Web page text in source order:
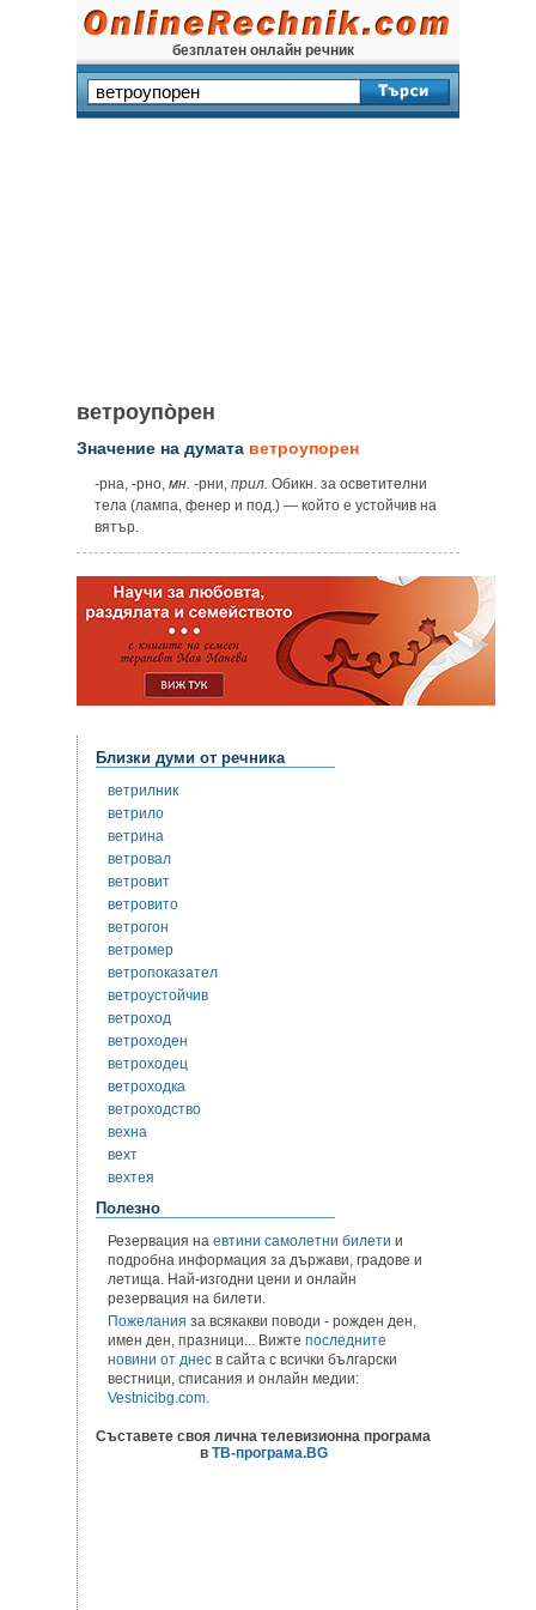
безплатен онлайн речник
ветроупо̀рен
Значение на думата ветроупорен
-рна, -рно, мн. -рни, прил. Обикн. за осветителни
тела (лампа, фенер и под.) — който е устойчив на
вятър.
Близки думи от речника
ветрилник
ветрило
ветрина
ветровал
ветровит
ветровито
ветрогон
ветромер
ветропоказател
ветроустойчив
ветроход
ветроходен
ветроходец
ветроходка
ветроходство
вехна
вехт
вехтея
Полезно
Резервация на евтини самолетни билети и
подробна информация за държави, градове и
летища. Най-изгодни цени и онлайн
резервация на билети.
Пожелания за всякакви поводи - рожден ден,
имен ден, празници... Вижте последните
новини от днес в сайта с всички български
вестници, списания и онлайн медии:
Vestnicibg.com.
Съставете своя лична телевизионна програма
в ТВ-програма.BG